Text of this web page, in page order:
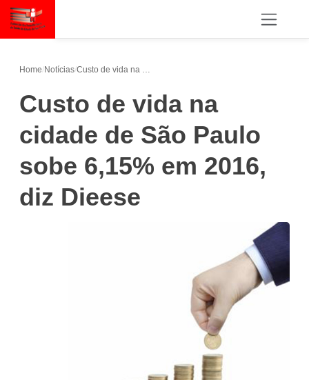
Home/Notícias/
Custo de vida na
cidade de São Paulo
sobe 6,15% em 2016,
diz Dieese